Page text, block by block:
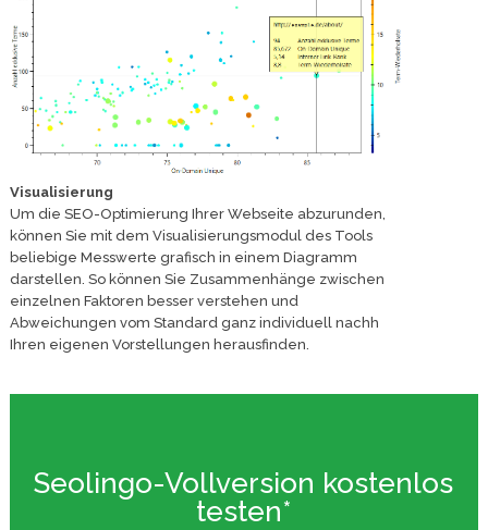
Visualisierung
Um die SEO-Optimierung Ihrer Webseite abzurunden,
können Sie mit dem Visualisierungsmodul des Tools
beliebige Messwerte grafisch in einem Diagramm
darstellen. So können Sie Zusammenhänge zwischen
einzelnen Faktoren besser verstehen und
Abweichungen vom Standard ganz individuell nachh
Ihren eigenen Vorstellungen herausfinden.
Seolingo-Vollversion kostenlos
testen*